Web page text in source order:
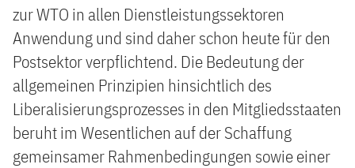
zur WTO in allen Dienstleistungssektoren
Anwendung und sind daher schon heute für den
Postsektor verpflichtend. Die Bedeutung der
allgemeinen Prinzipien hinsichtlich des
Liberalisierungsprozesses in den Mitgliedsstaaten
beruht im Wesentlichen auf der Schaffung
gemeinsamer Rahmenbedingungen sowie einer